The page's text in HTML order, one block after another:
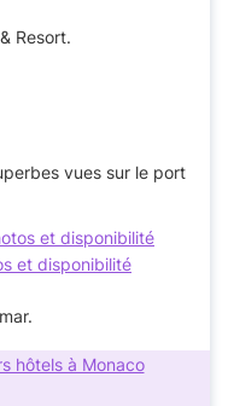
vues sur le port
et disponibilité
et disponibilité
hôtels à Monaco